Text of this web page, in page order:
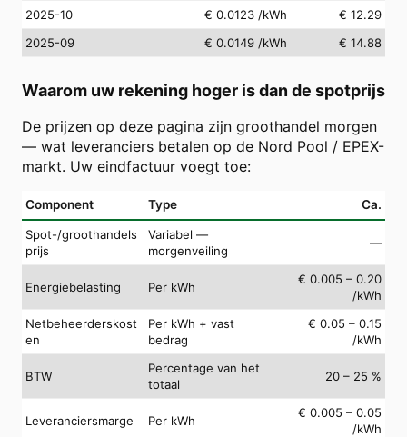
2025-10
€ 0.0123 /kWh
€ 12.29
2025-09
€ 0.0149 /kWh € 14.88
Waarom uw rekening hoger is dan de spotprijs
De prijzen op deze pagina zijn groothandel morgen
— wat leveranciers betalen op de Nord Pool / EPEX-
markt. Uw eindfactuur voegt toe:
Component Type Ca.
Spot-/groothandels
prijs
Variabel —
morgenveiling
—
Energiebelasting Per kWh
€ 0.005 – 0.20
/kWh
Netbeheerderskost
en
Per kWh + vast
bedrag
€ 0.05 – 0.15
/kWh
BTW
Percentage van het
totaal
20 – 25 %
Leveranciersmarge Per kWh
€ 0.005 – 0.05
/kWh